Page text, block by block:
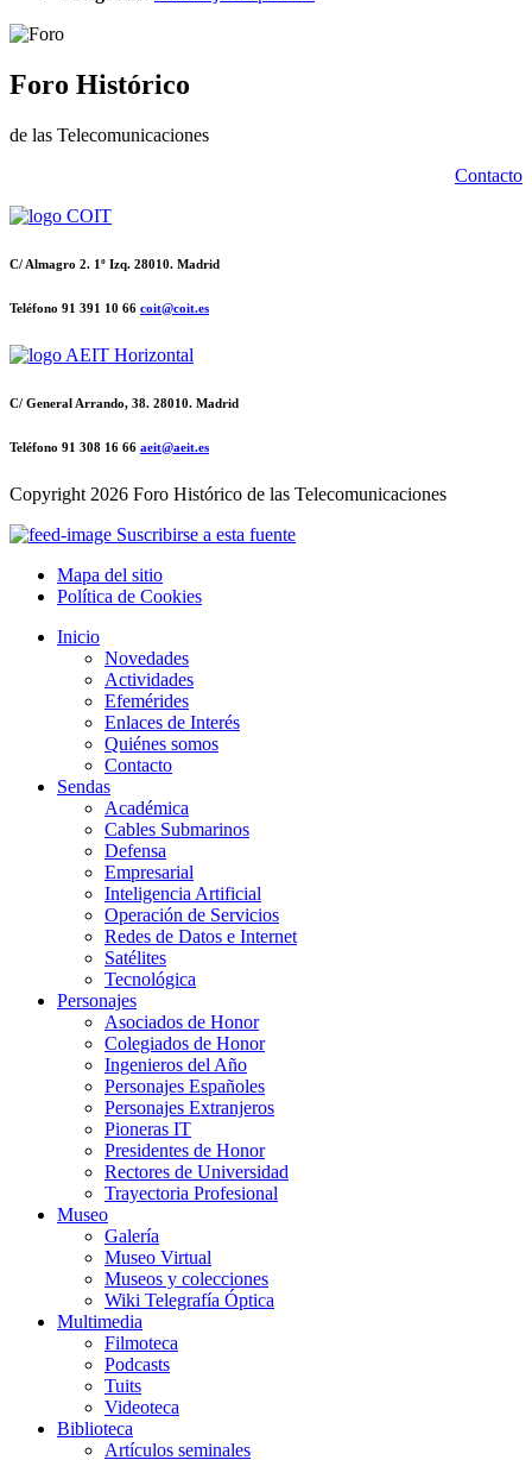
Foro Histórico
de las Telecomunicaciones
Contacto
C/ Almagro 2. 1º Izq. 28010. Madrid
Teléfono 91 391 10 66 coit@coit.es
C/ General Arrando, 38. 28010. Madrid
Teléfono 91 308 16 66 aeit@aeit.es
Copyright 2026 Foro Histórico de las Telecomunicaciones
Suscribirse a esta fuente
Mapa del sitio
Política de Cookies
Inicio
Novedades
Actividades
Efemérides
Enlaces de Interés
Quiénes somos
Contacto
Sendas
Académica
Cables Submarinos
Defensa
Empresarial
Inteligencia Artificial
Operación de Servicios
Redes de Datos e Internet
Satélites
Tecnológica
Personajes
Asociados de Honor
Colegiados de Honor
Ingenieros del Año
Personajes Españoles
Personajes Extranjeros
Pioneras IT
Presidentes de Honor
Rectores de Universidad
Trayectoria Profesional
Museo
Galería
Museo Virtual
Museos y colecciones
Wiki Telegrafía Óptica
Multimedia
Filmoteca
Podcasts
Tuits
Videoteca
Biblioteca
Artículos seminales